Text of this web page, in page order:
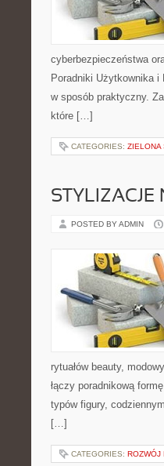
cyberbezpieczeństwa
Poradniki Użytkownika
w sposób praktyczny.
które […]
CATEGORIES: ZIELONA
STYLIZACJE
POSTED BY ADMIN
rytuałów beauty,
łączy poradnikową
typów figury,
[…]
CATEGORIES: ROZWÓJ